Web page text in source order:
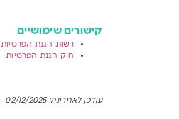
קישורים שימושיים
רשות הגנת הפרטיות
חוק הגנת הפרטיות
עודכן לאחרונה: 02/12/2025